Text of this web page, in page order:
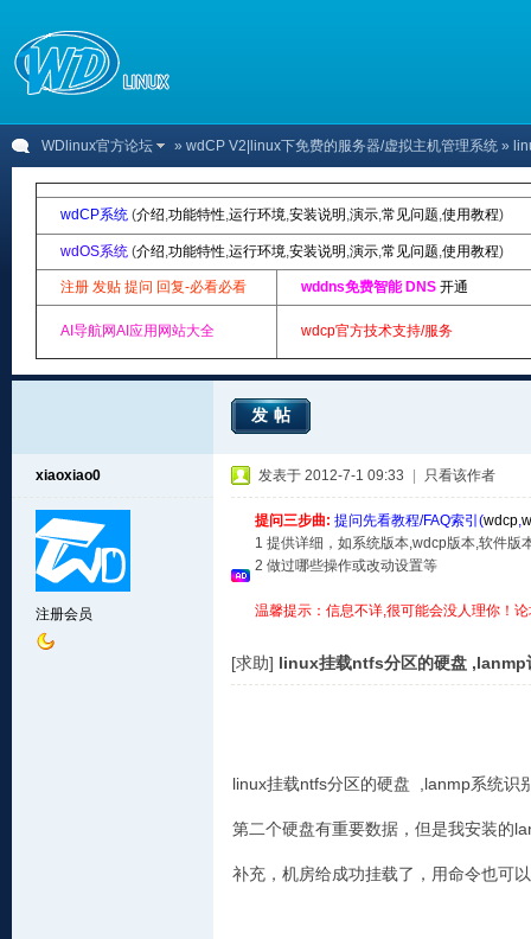
WDlinux官方论坛 » wdCP V2|linux下免费的服务器/虚拟主机管理系统 »
wdCP系统 (介绍,功能特性,运行环境,安装说明 ,演示,常见问题,使用教程)
wdOS系统 (介绍,功能特性,运行环境,安装说明 ,演示,常见问题,使用教程)
注册 发贴 提问 回复-必看必看 wddns免费智能 DNS 开通
AI导航网AI应用网站大全 wdcp官方技术支持/服务
发帖
xiaoxiao0
注册会员
发表于 2012-7-1 09:33 只看该作者
提问三步曲: 提问先看教程/FAQ索引(wdcp,
1 提供详细，如系统版本,wdcp版本,软件版
2 做过哪些操作或改动设置等
温馨提示：信息不详,很可能会没人理你！
[求助] linux挂载ntfs分区的硬盘 ,lanmp
linux挂载ntfs分区的硬盘 ,lanmp系统识
第二个硬盘有重要数据，但是我安装的
补充，机房给成功挂载了，用命令也可